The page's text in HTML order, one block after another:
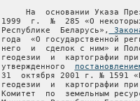
На  основании Указа
1999  г.  №  285 «О
Республике  Беларусь»,
года  «О государственной
него  и  сделок с ним» и
геодезии  и  картографии
утвержденного